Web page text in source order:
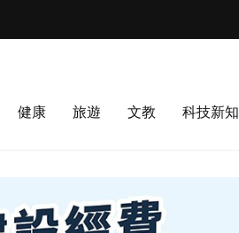
健康 旅遊 文教 科技新知